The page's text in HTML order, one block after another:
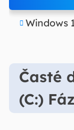
 Windows
Časté
(C:)